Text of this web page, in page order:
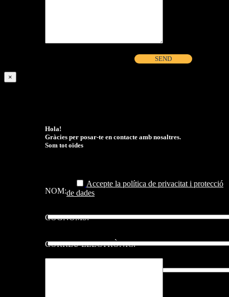
×
Hola!
Gràcies per posar-te en contacte amb nosaltres.
Som tot oïdes
NOM:
COGNOMS:
CORREU ELECTRÒNIC:
Accepte la política de privacitat i protecció
de dades